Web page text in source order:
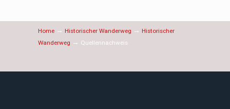
Home → Historischer Wanderweg → Historischer
Wanderweg → Quellennachweis